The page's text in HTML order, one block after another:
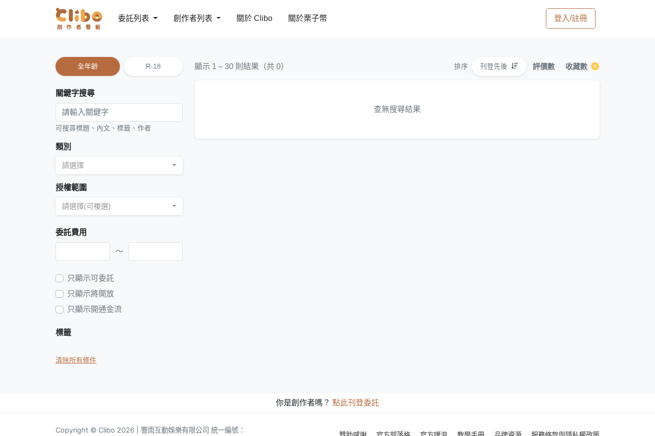
委託列表 創作者列表 關於 Clibo 關於栗子幣 登入/註冊
全年齡 R-18
關鍵字搜尋
可搜尋標題、內文、標籤、作者
類別
請選擇
授權範圍
請選擇(可複選)
委託費用
～
只顯示可委託
只顯示將開放
只顯示開通金流
標籤
清除所有條件
顯示 1 – 30 則結果（共 0） 排序 刊登先後 評價數 收藏數
查無搜尋結果
你是創作者嗎？ 點此刊登委託
Copyright © Clibo 2026 | 響雨互動娛樂有限公司 統一編號：